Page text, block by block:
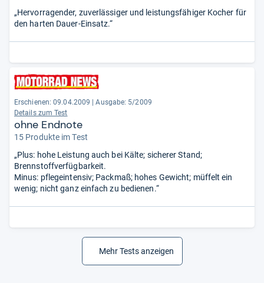
„Hervorragender, zuverlässiger und leistungsfähiger Kocher für
den harten Dauer-Einsatz.“
Erschienen: 09.04.2009
Ausgabe: 5/2009
Details zum Test
ohne Endnote
15 Produkte im Test
„Plus: hohe Leistung auch bei Kälte; sicherer Stand;
Brennstoffverfügbarkeit.
Minus: pflegeintensiv; Packmaß; hohes Gewicht; müffelt ein
wenig; nicht ganz einfach zu bedienen.“
Mehr Tests anzeigen